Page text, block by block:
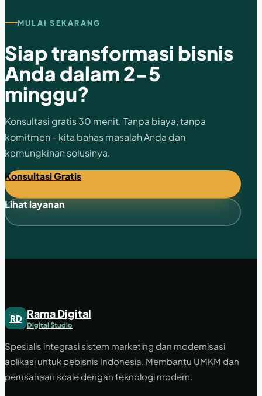
MULAI SEKARANG
Siap transformasi bisnis
Anda dalam 2-5
minggu?
Konsultasi gratis 30 menit. Tanpa biaya, tanpa
komitmen - kita bahas masalah Anda dan
kemungkinan solusinya.
Konsultasi Gratis
Lihat layanan
RD Rama Digital
Digital Studio
Spesialis integrasi sistem marketing dan modernisasi
aplikasi untuk pebisnis Indonesia. Membantu UMKM dan
perusahaan scale dengan teknologi modern.